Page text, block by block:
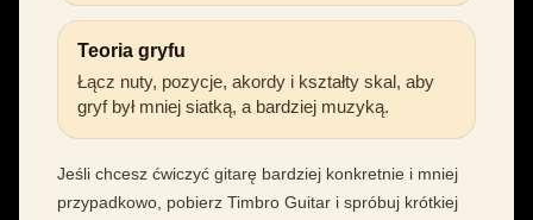
Teoria gryfu
Łącz nuty, pozycje, akordy i kształty skal, aby
gryf był mniej siatką, a bardziej muzyką.
Jeśli chcesz ćwiczyć gitarę bardziej konkretnie i mniej
przypadkowo, pobierz Timbro Guitar i spróbuj krótkiej